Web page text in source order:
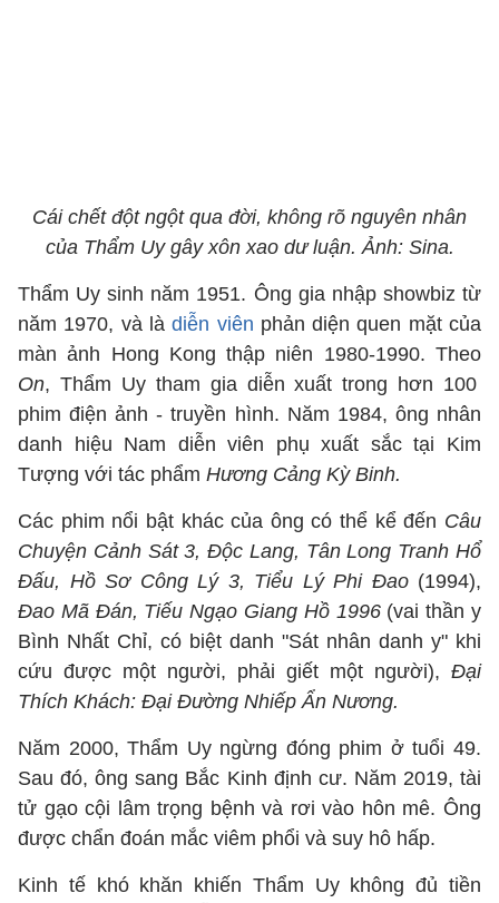
Cái chết đột ngột qua đời, không rõ nguyên nhân
của Thẩm Uy gây xôn xao dư luận. Ảnh: Sina.
Thẩm Uy sinh năm 1951. Ông gia nhập showbiz từ
năm 1970, và làdiễn viên phản diện quen mặt của
màn ảnh Hong Kong thập niên 1980-1990. Theo
On, Thẩm Uy tham gia diễn xuất trong hơn 100
phim điện ảnh - truyền hình. Năm 1984, ông nhân
danh hiệu Nam diễn viên phụ xuất sắc tại Kim
Tượng với tác phẩm Hương Cảng Kỳ Binh.
Các phim nổi bật khác của ông có thể kể đến Câu
Chuyện Cảnh Sát 3, Độc Lang, Tân Long Tranh Hổ
Đấu, Hồ Sơ Công Lý 3, Tiểu Lý Phi Đao(1994),
Đao Mã Đán, Tiếu Ngạo Giang Hồ 1996(vai thần y
Bình Nhất Chỉ, có biệt danh "Sát nhân danh y" khi
cứu được một người, phải giết một người), Đại
Thích Khách: Đại Đường Nhiếp Ẩn Nương.
Năm 2000, Thẩm Uy ngừng đóng phim ở tuổi 49.
Sau đó, ông sang Bắc Kinh định cư. Năm 2019, tài
tử gạo cội lâm trọng bệnh và rơi vào hôn mê. Ông
được chẩn đoán mắc viêm phổi và suy hô hấp.
Kinh tế khó khăn khiến Thẩm Uy không đủ tiền